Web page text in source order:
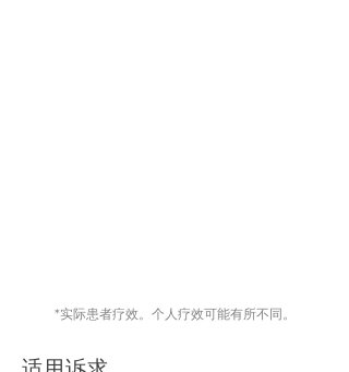
*实际患者疗效。个人疗效可能有所不同。